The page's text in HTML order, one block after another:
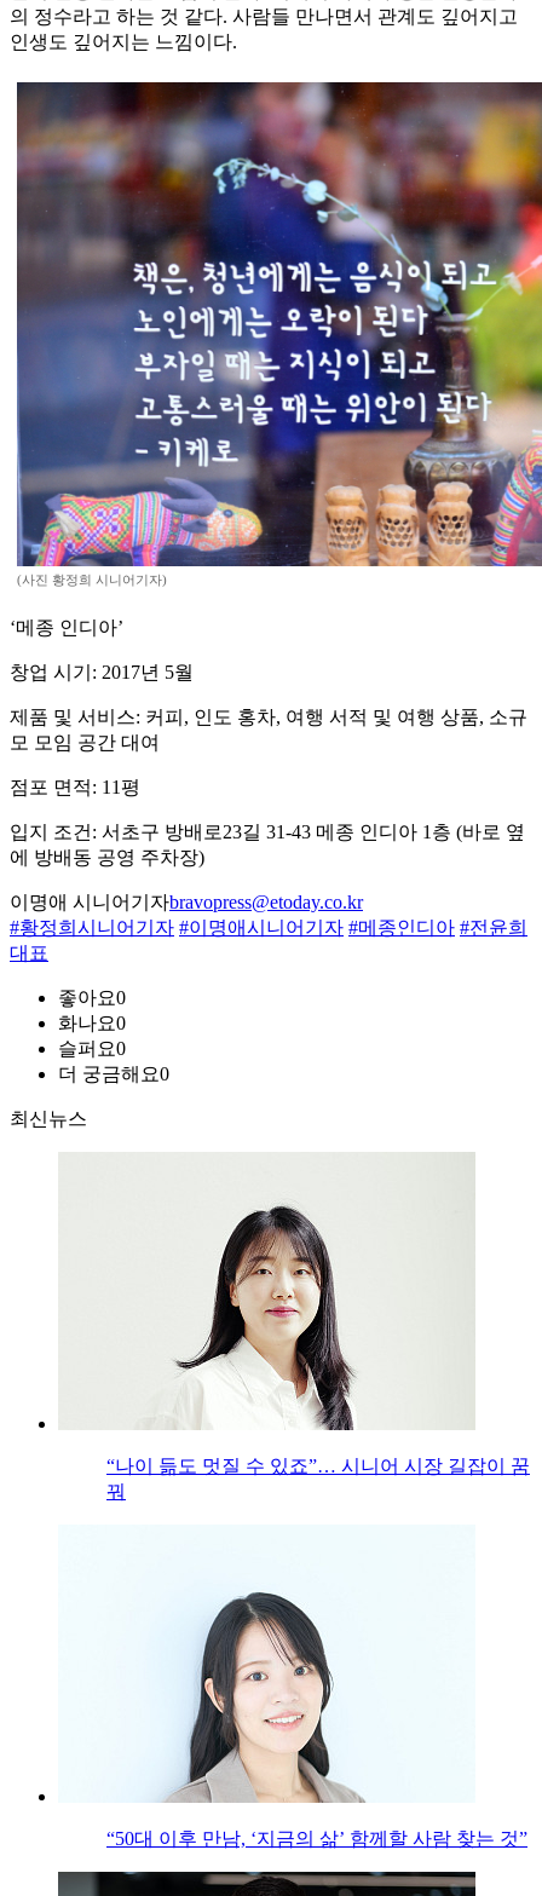
의 정수라고 하는 것 같다. 사람들 만나면서 관계도 깊어지고
인생도 깊어지는 느낌이다.
(사진 황정희 시니어기자)
‘메종 인디아’
창업 시기: 2017년 5월
제품 및 서비스: 커피, 인도 홍차, 여행 서적 및 여행 상품, 소규
모 모임 공간 대여
점포 면적: 11평
입지 조건: 서초구 방배로23길 31-43 메종 인디아 1층 (바로 옆
에 방배동 공영 주차장)
이명애 시니어기자bravopress@etoday.co.kr
#황정희시니어기자 #이명애시니어기자 #메종인디아 #전윤희
대표
좋아요0
화나요0
슬퍼요0
더 궁금해요0
최신뉴스
“나이 듦도 멋질 수 있죠”… 시니어 시장 길잡이 꿈
꿔
“50대 이후 만남, ‘지금의 삶’ 함께할 사람 찾는 것”